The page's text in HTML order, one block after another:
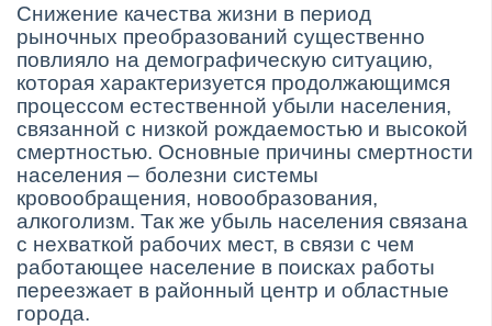
Снижение качества жизни в период
рыночных преобразований существенно
повлияло на демографическую ситуацию,
которая характеризуется продолжающимся
процессом естественной убыли населения,
связанной с низкой рождаемостью и высокой
смертностью. Основные причины смертности
населения – болезни системы
кровообращения, новообразования,
алкоголизм. Так же убыль населения связана
с нехваткой рабочих мест, в связи с чем
работающее население в поисках работы
переезжает в районный центр и областные
города.